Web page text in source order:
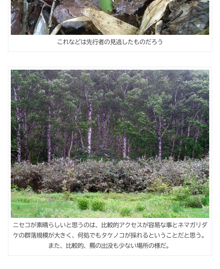
これなどは先行者の見逃したものだろう
ニセコが素晴らしいと思うのは、比較的アクセスが容易な事とネマガリダ
ケの群落規模が大きく、何処でもタケノコが採れるということだと思う。
また、比較的、羆の出没も少ない場所の様だ。